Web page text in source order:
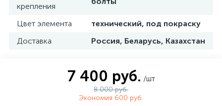
крепления
Цвет элемента
технический, под покраску
Доставка
Россия, Беларусь, Казахстан
7 400 руб. /шт
8 000 руб.
Экономия 600 руб.